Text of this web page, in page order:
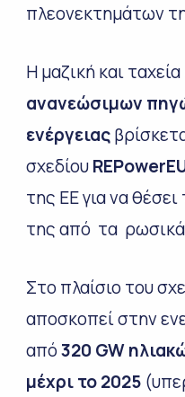
πλεονεκτημάτων
Η μαζική και ταχεία
ανανεώσιμων
ενέργειας
σχεδίου
της ΕΕ για να
της από τα
Στο πλαίσιο του
αποσκοπεί στην
από320 GW
μέχρι το 2025